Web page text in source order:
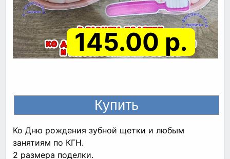
145.00 р.
Ко Дню рождения зубной щетки и любым
занятиям по КГН.
2 размера поделки.